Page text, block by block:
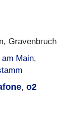
Gravenbruch
Main,
, o2